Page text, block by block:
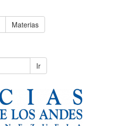
Materias
Ir